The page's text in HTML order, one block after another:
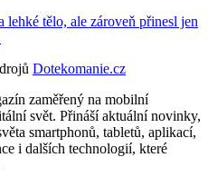
tělo, ale zároveň přinesl jen
Dotekomanie.cz
zaměřený na mobilní
svět. Přináší aktuální novinky,
smartphonů, tabletů, aplikací,
i dalších technologií, které